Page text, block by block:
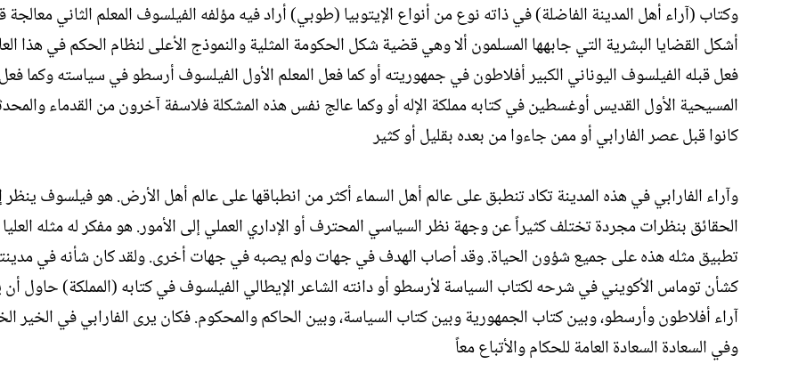
ء
وكتاب (آراء أهل المدينة الفاضلة) في ذاته نوع من أنواع الإيتوبيا (طوبي) أراد فيه مؤلفه الفيلسوف المعلم الثاني
أشكل القضايا البشرية التي جابهها المسلمون ألا وهي قضية شكل الحكومة المثلية والنموذج الأعلى لنظام الحكم في هذا
فعل قبله الفيلسوف اليوناني الكبير أفلاطون في جمهوريته أو كما فعل المعلم الأول الفيلسوف أرسطو في سياسته وكما
المسيحية الأول القديس أوغسطين في كتابه مملكة الإله أو وكما عالج نفس هذه المشكلة فلاسفة آخرون من القدماء
كانوا قبل عصر الفارابي أو ممن جاءوا من بعده بقليل أو كثير
وآراء الفارابي في هذه المدينة تكاد تنطبق على عالم أهل السماء أكثر من انطباقها على عالم أهل الأرض. هو فيلسوف ينظر
الحقائق بنظرات مجردة تختلف كثيراً عن وجهة نظر السياسي المحترف أو الإداري العملي إلى الأمور. هو مفكر له مثله
تطبيق مثله هذه على جميع شؤون الحياة. وقد أصاب الهدف في جهات ولم يصبه في جهات أخرى. ولقد كان شأنه في
كشأن توماس الأكويني في شرحه لكتاب السياسة لأرسطو أو دانته الشاعر الإيطالي الفيلسوف في كتابه (المملكة) حاول
آراء أفلاطون وأرسطو، وبين كتاب الجمهورية وبين كتاب السياسة، وبين الحاكم والمحكوم. فكان يرى الفارابي في الخير
وفي السعادة السعادة العامة للحكام والأتباع معاً